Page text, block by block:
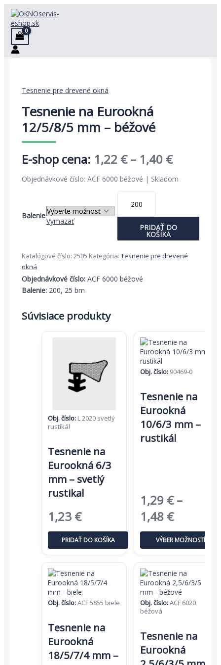
Preskočiť
na
obsah
Tesnenie pre drevené okná
Tesnenie na Eurookná
12/5/8/5 mm – béžové
1,22 € – 1,40 €Price
range:
1,40 €
Objednávkové číslo: ACF 6000 béžové | Skladom
Balenie
Vymazať
množstvo
Tesnenie
na
Eurookná
12/5/8/5
mm
béžové
PRIDAŤ DO
KOŠÍKA
Katalógové číslo: 2505 Kategória: Tesnenie pre drevené
okná
Objednávkové číslo: ACF 6000 béžové
Balenie: 200, 25 bm
Súvisiace produkty
Obj. číslo: L 2020 svetlý
rustíkál
Tesnenie na
Eurookná 6/3
mm – svetlý
rustikal
Pôvodná
cena
bola:
1,89 €.
1,23 €Aktuálna
cena
je:
1,23 €.
PRIDAŤ DO KOŠÍKA
Obj. číslo: 90469-0
Tesnenie na
Eurookná
10/6/3 mm –
rustikál
1,29 € –
1,48 €Price
range:
1,29 €
through
1,48 €
VÝBER MOŽNOSTÍ
produkt
viacero
variantov.
Možnosti
si
Obj. číslo:ACF 5855 biele
Tesnenie na
Eurookná
18/5/7/4 mm –
produkt
viacero
variantov.
Obj. číslo:ACF 6020
béžová
Tesnenie na
Eurookná
produkt
viacero
variantov.